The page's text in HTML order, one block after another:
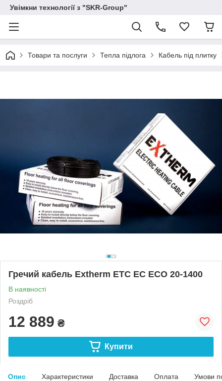
Увімкни технології з "SKR-Group"
Товари та послуги Тепла підлога Кабель під плитку
Гречий кабель Extherm ETC EC ECO 20-1400
В наявності
Роздріб
12 889 ₴
Купити
Опис Характеристики Доставка Оплата Умови